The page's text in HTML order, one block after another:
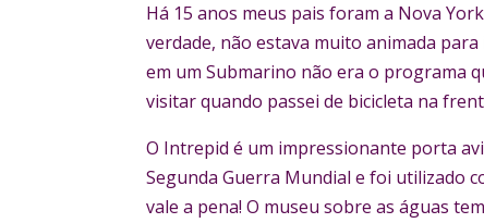
Há 15 anos meus pais foram a Nova
verdade, não estava muito animada
em um Submarino não era o programa
visitar quando passei de bicicleta na
O Intrepid é um impressionante porta
Segunda Guerra Mundial e foi utilizado
vale a pena! O museu sobre as águas